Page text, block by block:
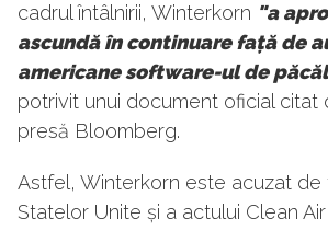
cadrul întâlnirii, Winterkorn "a
ascundă în continuare față de
americane software-ul de
potrivit unui document oficial citat
presă Bloomberg.
Astfel, Winterkorn este acuzat de
Statelor Unite și a actului Clean